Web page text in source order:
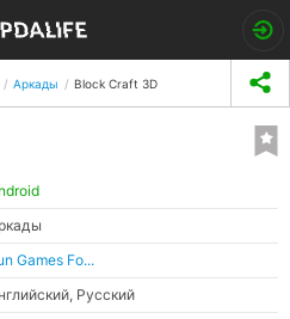
Аркады Block Craft 3D
Games Fo...
Русский